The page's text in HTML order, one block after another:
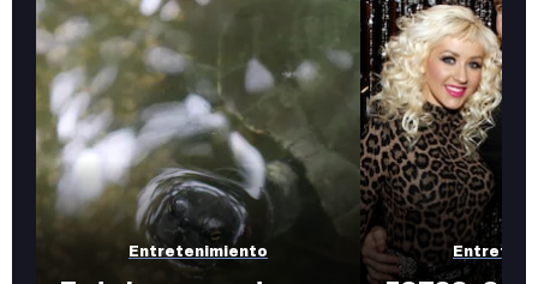
Entretenimiento